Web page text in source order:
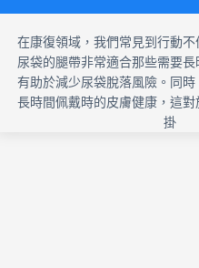
在康復領域，我們常見到行動
尿袋的腿帶非常適合那些需要長
有助於減少尿袋脫落風險。同
長時間佩戴時的皮膚健康，這
掛